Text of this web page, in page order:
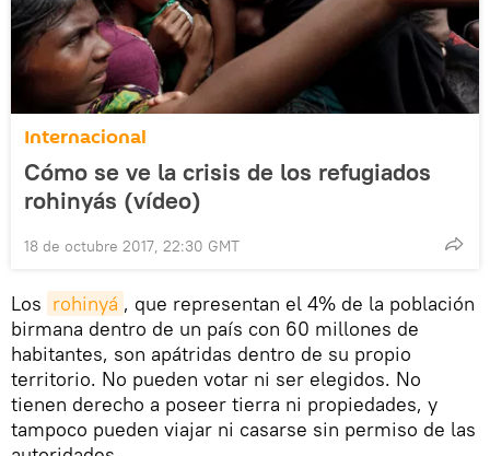
Internacional
Cómo se ve la crisis de los refugiados
rohinyás (vídeo)
18 de octubre 2017, 22:30 GMT
Los rohinyá , que representan el 4% de la población
birmana dentro de un país con 60 millones de
habitantes, son apátridas dentro de su propio
territorio. No pueden votar ni ser elegidos. No
tienen derecho a poseer tierra ni propiedades, y
tampoco pueden viajar ni casarse sin permiso de las